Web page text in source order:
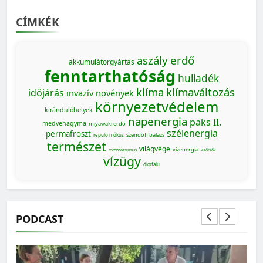
CÍMKÉK
akkumulátorgyártás aszály erdő
fenntarthatóság hulladék
időjárás invazív növények klíma klímaváltozás
kirándulóhelyek környezetvédelem
medvehagyma miyawaki erdő napenergia paks II.
permafroszt repülő mókus szendőfi balázs szélenergia
természet technofasizmus világvége vízenergia vízőrzők
vízügy ökofalu
PODCAST